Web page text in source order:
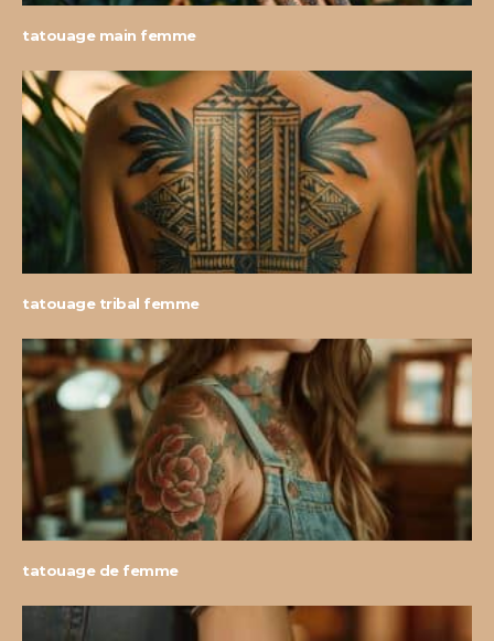
tatouage main femme
tatouage tribal femme
tatouage de femme